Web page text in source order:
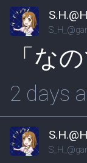
「な
2 days